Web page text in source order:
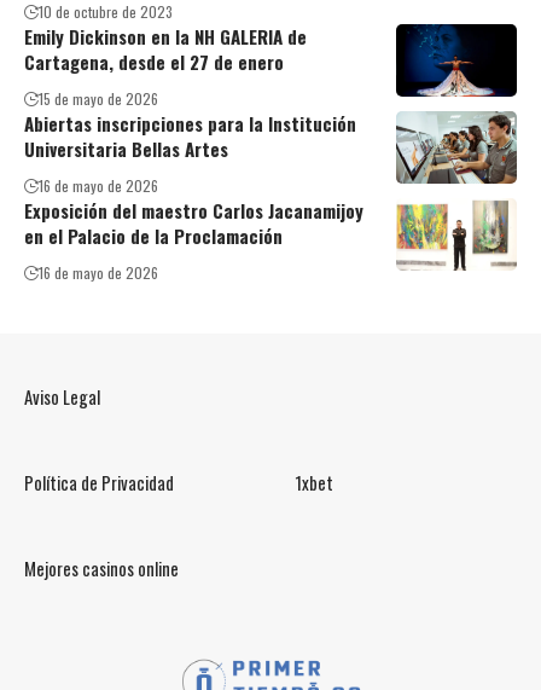
10 de octubre de 2023
Emily Dickinson en la NH GALERIA de
Cartagena, desde el 27 de enero
15 de mayo de 2026
Abiertas inscripciones para la Institución
Universitaria Bellas Artes
16 de mayo de 2026
Exposición del maestro Carlos Jacanamijoy
en el Palacio de la Proclamación
16 de mayo de 2026
Aviso Legal
Política de Privacidad 1xbet
Mejores casinos online